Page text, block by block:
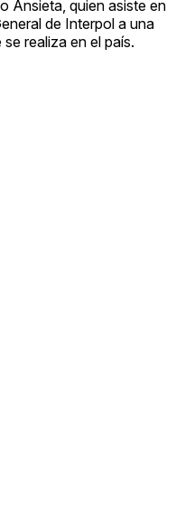
Ansieta, quien asiste en
de Interpol a una
realiza en el país.